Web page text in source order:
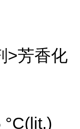
>芳香化